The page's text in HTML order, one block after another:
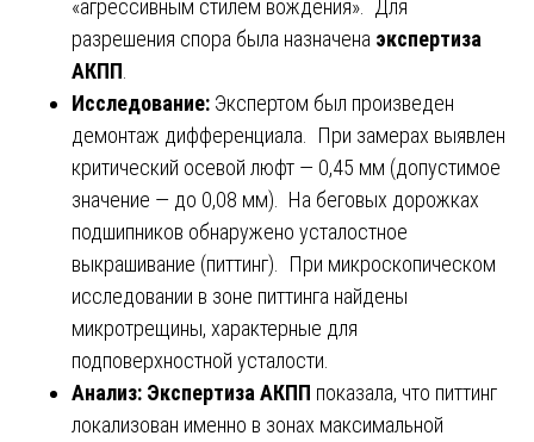
«агрессивным стилем вождения». Для
разрешения спора была назначена экспертиза
АКПП
Исследование: Экспертом был произведен
демонтаж дифференциала. При замерах выявлен
критический осевой люфт — 0,45 мм (допустимое
значение — до 0,08 мм). На беговых дорожках
подшипников обнаружено усталостное
выкрашивание (питтинг). При микроскопическом
исследовании в зоне питтинга найдены
микротрещины, характерные для
подповерхностной усталости.
Анализ: Экспертиза АКПП показала, что питтинг
локализован именно в зонах максимальной